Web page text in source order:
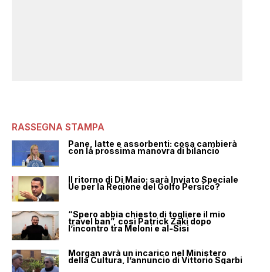
RASSEGNA STAMPA
Pane, latte e assorbenti: cosa cambierà
con la prossima manovra di bilancio
Il ritorno di Di Maio: sarà Inviato Speciale
Ue per la Regione del Golfo Persico?
“Spero abbia chiesto di togliere il mio
travel ban”, così Patrick Zaki dopo
l’incontro tra Meloni e al-Sisi
Morgan avrà un incarico nel Ministero
della Cultura, l’annuncio di Vittorio Sgarbi